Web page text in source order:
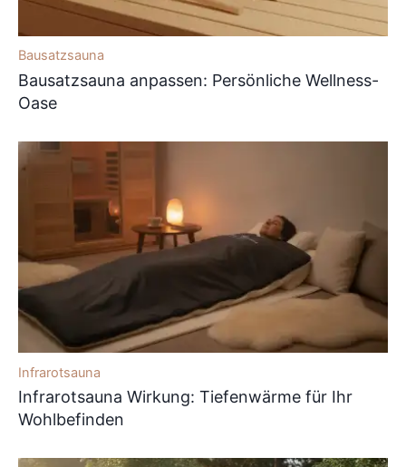
Bausatzsauna
Bausatzsauna anpassen: Persönliche Wellness-
Oase
Infrarotsauna
Infrarotsauna Wirkung: Tiefenwärme für Ihr
Wohlbefinden